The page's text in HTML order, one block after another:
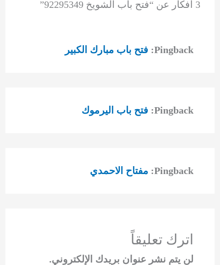
3 أفكار عن “فتح باب الشويخ 92295349”
Pingback: فتح باب مبارك الكبير
Pingback: فتح باب اليرموك
Pingback: مفتاح الاحمدي
اترك تعليقاً
لن يتم نشر عنوان بريدك الإلكتروني.